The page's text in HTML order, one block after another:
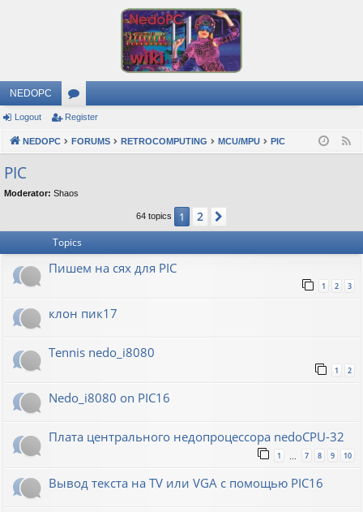
NEDOPC
or
u
s
Logout Register
NEDOPC FORUMS RETROCOMPUTING MCU/MPU PIC
PIC
Moderator: Shaos
64 topics 1 2
Topics
Пишем на сях для PIC
1 2 3
клон пик17
Tennis nedo_i8080
1 2
Nedo_i8080 on PIC16
Плата центрального недопроцессора nedoCPU-32
1 7 8 9 10
Вывод текста на TV или VGA с помощью PIC16